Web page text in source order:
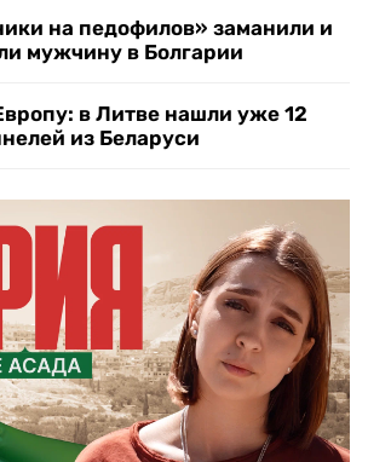
на педофилов» заманили и
мужчину в Болгарии
в Литве нашли уже 12
из Беларуси